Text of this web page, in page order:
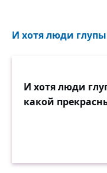
И хотя люди
И хотя люди
какой